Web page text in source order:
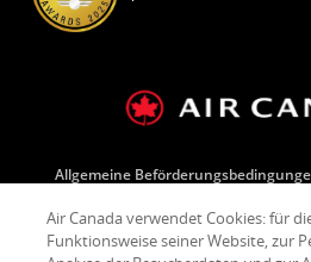
Allgemeine
Air Canada verwendet Cookies: für
Funktionsweise seiner Website, zur